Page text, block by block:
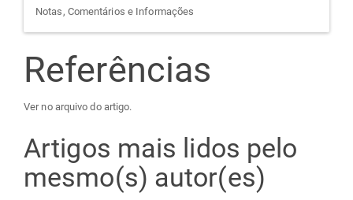
Notas, Comentários e Informações
Referências
Ver no arquivo do artigo.
Artigos mais lidos pelo
mesmo(s) autor(es)